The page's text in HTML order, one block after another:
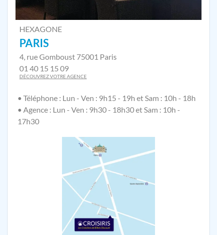
HEXAGONE
PARIS
4, rue Gomboust 75001 Paris
01 40 15 15 09
DÉCOUVREZ VOTRE AGENCE
• Téléphone : Lun - Ven : 9h15 - 19h et Sam : 10h - 18h
• Agence : Lun - Ven : 9h30 - 18h30 et Sam : 10h -
17h30